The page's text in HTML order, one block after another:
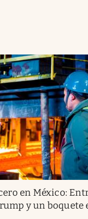
en México:
y un boquete